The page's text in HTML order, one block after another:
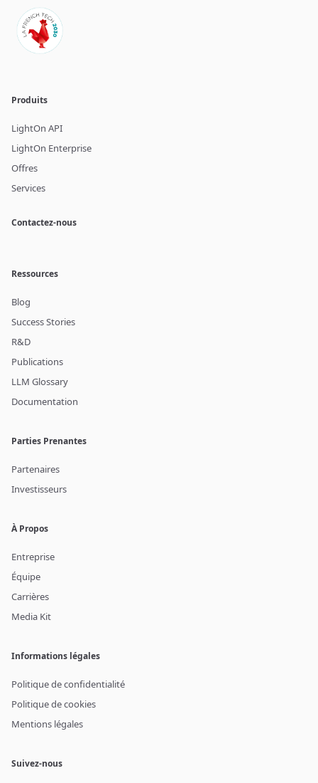
Produits
LightOn API
LightOn Enterprise
Offres
Services
Contactez-nous
Ressources
Blog
Success Stories
R&D
Publications
LLM Glossary
Documentation
Parties Prenantes
Partenaires
Investisseurs
À Propos
Entreprise
Équipe
Carrières
Media Kit
Informations légales
Politique de confidentialité
Politique de cookies
Mentions légales
Suivez-nous